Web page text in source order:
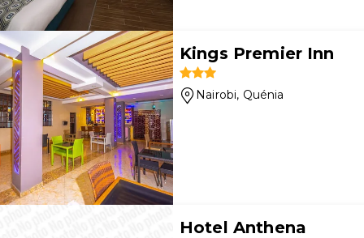
Kings Premier Inn
Nairobi, Quénia
Hotel Anthena